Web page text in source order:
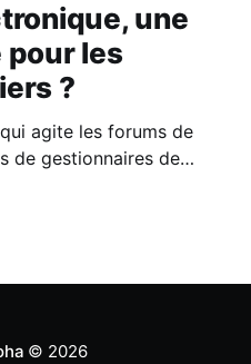
une
les
?
agite les forums de
de gestionnaires de
© 2026